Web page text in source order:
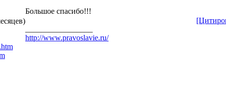
Большое спасибо!!!
http://www.pravoslavie.ru/